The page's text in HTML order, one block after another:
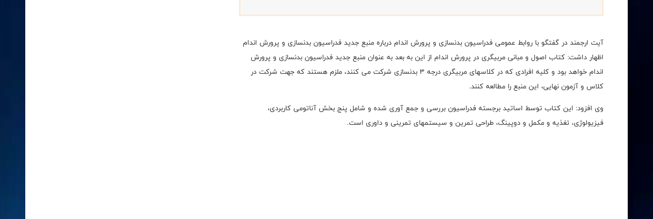
آیت ارجمند در گفتگو با روابط عمومی فدراسیون بدنسازی و پرورش اندام درباره منبع جدید فدراسیون بدنسازی و پرورش اندام
اظهار داشت: کتاب اصول و مبانی مربیگری در پرورش اندام از این به بعد به عنوان منبع جدید فدراسیون بدنسازی و پرورش
اندام خواهد بود و کلیه افرادی که در کلاسهای مربیگری درجه 3 بدنسازی شرکت می کنند، ملزم هستند که جهت شرکت در
کلاس و آزمون نهایی، این منبع را مطالعه کنند.
وی افزود: این کتاب توسط اساتید برجسته فدراسیون بررسی و جمع آوری شده و شامل پنج بخش آناتومی کاربردی،
فیزیولوژی، تغذیه و مکمل و دوپینگ، طراحی تمرین و سیستمهای تمرینی و داوری است.